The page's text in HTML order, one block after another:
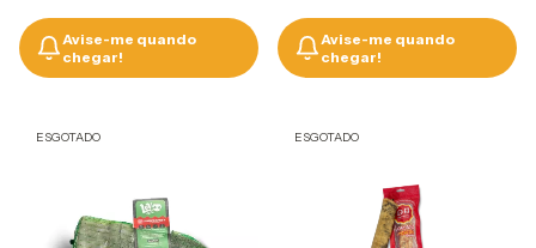
Avise-me quando
chegar!
Avise-me quando
chegar!
ESGOTADO ESGOTADO